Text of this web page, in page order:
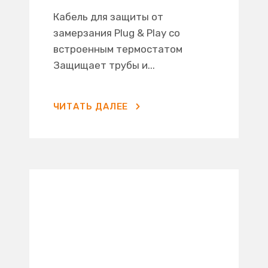
Кабель для защиты от
замерзания Plug & Play со
встроенным термостатом
Защищает трубы и...
ЧИТАТЬ ДАЛЕЕ